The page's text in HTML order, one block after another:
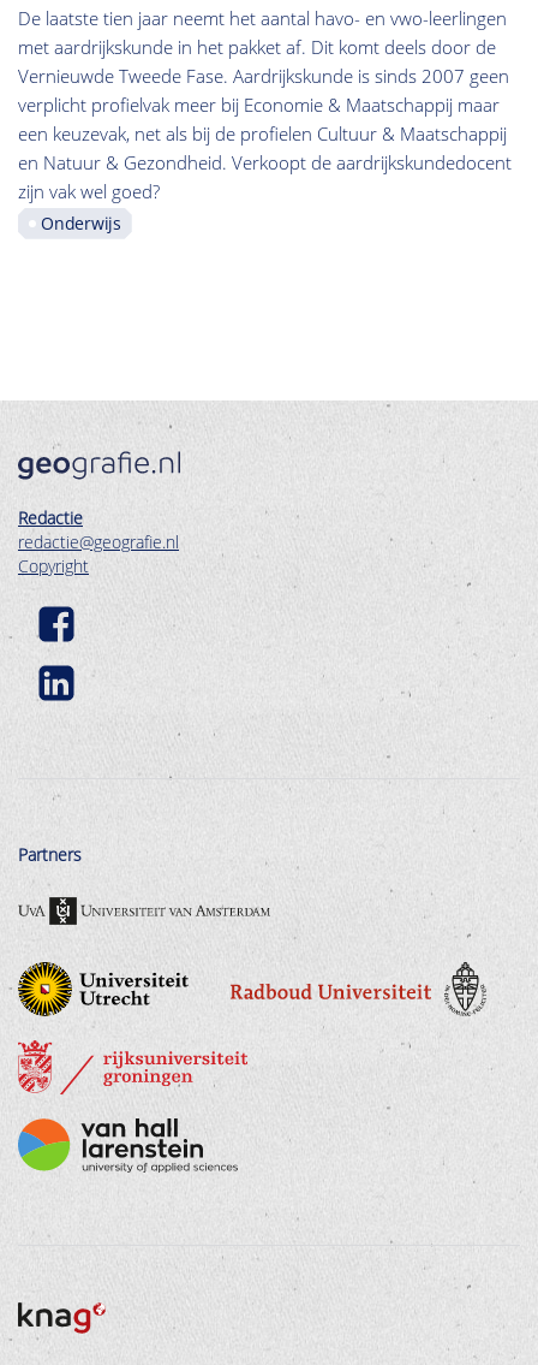
De laatste tien jaar neemt het aantal havo- en vwo-leerlingen
met aardrijkskunde in het pakket af. Dit komt deels door de
Vernieuwde Tweede Fase. Aardrijkskunde is sinds 2007 geen
verplicht profielvak meer bij Economie & Maatschappij maar
een keuzevak, net als bij de profielen Cultuur & Maatschappij
en Natuur & Gezondheid. Verkoopt de aardrijkskundedocent
zijn vak wel goed?
Onderwijs
Redactie
redactie@geografie.nl
Copyright
Partners